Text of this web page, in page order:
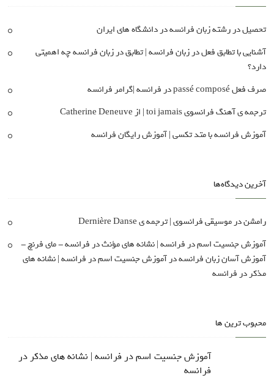
تحصیل در رشته زبان فرانسه در دانشگاه های ایران
آشنایی با تطابق فعل در زبان فرانسه | تطابق در زبان فرانسه چه اهمیتی
دارد؟
صرف فعل passé composé در فرانسه |گرامر فرانسه
ترجمه ی آهنگ فرانسوی toi jamais | از Catherine Deneuve
آموزش فرانسه با متد تکسی | آموزش رایگان فرانسه
آخرین دیدگاه‌ها
رامشندرموسیقی فرانسوی | ترجمه ی Dernière Danse
آموزش جنسیت اسم در فرانسه | نشانه های مؤنث در فرانسه - مای فرنچ -
آموزش آسان زبان فرانسهدرآموزش جنسیت اسم در فرانسه | نشانه های
مذکر در فرانسه
محبوب ترین ها
آموزش جنسیت اسم در فرانسه | نشانه های مذکر در
فرانسه